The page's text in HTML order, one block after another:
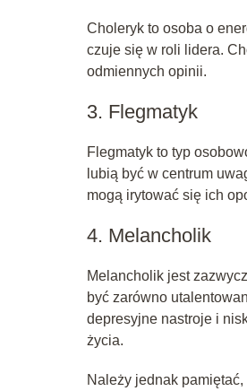
Choleryk to osoba o
czuje się w roli lidera.
odmiennych opinii.
3. Flegmatyk
Flegmatyk to typ
lubią być w centrum
mogą irytować się ich
4. Melancholik
Melancholik jest
być zarówno
depresyjne nastroje i
życia.
Należy jednak